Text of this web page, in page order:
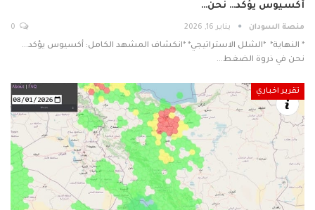
أكسيوس يؤكد… نحن…
منصة السودان يناير 16, 2026
* النهاية* *الشلل الاستراتيجي* *انكشاف المشهد الكامل: أكسيوس يؤكد…
نحن في ذروة الضغط…
تقرير اخباري